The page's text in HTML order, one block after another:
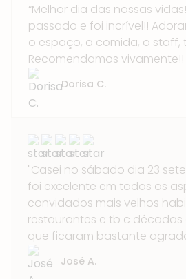
“Melhor dia das nossas
passado e foi incrível!!
o espaço, a comida, o staff,
Recomendamos vivamente!!
Dorisa C.
"Casei no sábado dia 23
foi excelente em todos os
convidados mais velhos
restaurantes e tb c
que ficaram bastante
José A.